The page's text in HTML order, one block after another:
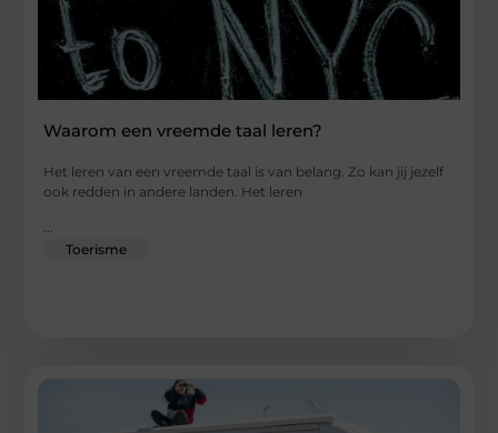
Waarom een vreemde taal leren?
Het leren van een vreemde taal is van belang. Zo kan jij jezelf
ook redden in andere landen. Het leren
...
Toerisme